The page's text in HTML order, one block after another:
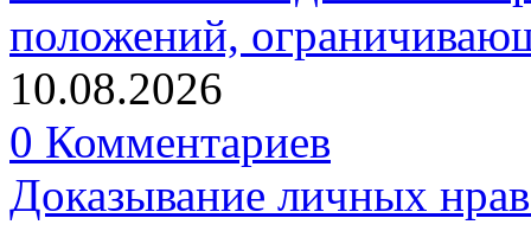
положений,
10.08.2026
0 Комментариев
Доказывание личных